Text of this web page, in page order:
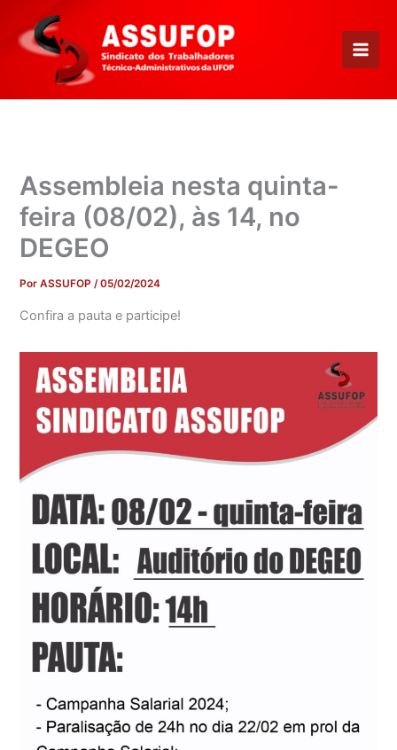
para
conteúdo
Assembleia nesta quinta-
feira (08/02), às 14, no
DEGEO
PorASSUFOP/05/02/2024
Confira a pauta e participe!